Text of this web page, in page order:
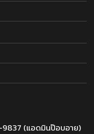
(แอดมินป๊อบอาย)